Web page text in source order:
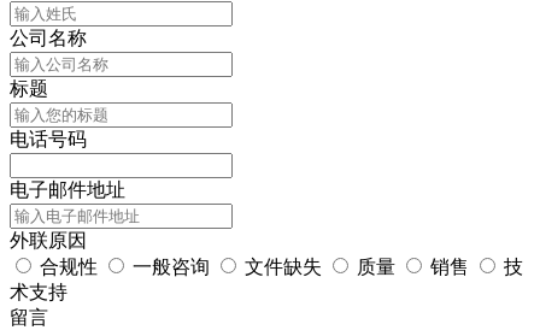
公司名称
标题
电话号码
电子邮件地址
外联原因
合规性
一般咨询 文件缺失 质量 销售
技
术支持
留言